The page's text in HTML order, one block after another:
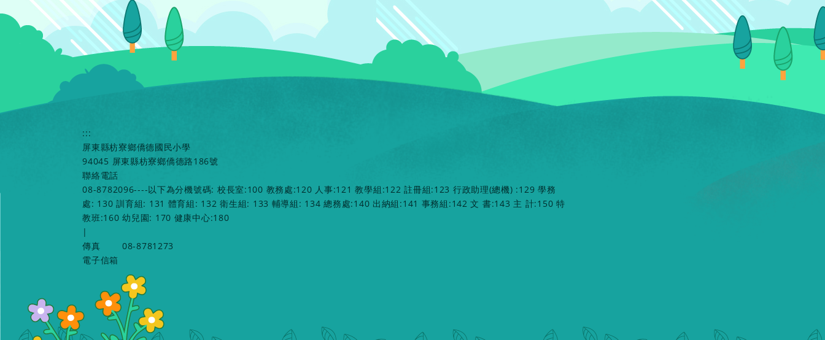
:::
屏東縣枋寮鄉僑德國民小學
94045 屏東縣枋寮鄉僑德路186號
聯絡電話
08-8782096----以下為分機號碼: 校長室:100 教務處:120 人事:121 教學組:122 註冊組:123 行政助理(總機) :129 學務
處: 130 訓育組: 131 體育組: 132 衛生組: 133 輔導組: 134 總務處:140 出納組:141 事務組:142 文 書:143 主 計:150 特
教班:160 幼兒園: 170 健康中心:180
|
傳真
08-8781273
電子信箱